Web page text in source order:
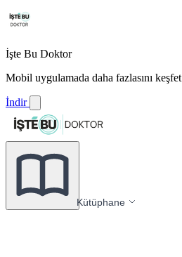
İşte Bu Doktor
Mobil uygulamada daha fazlasını keşfet
İndir
Kütüphane